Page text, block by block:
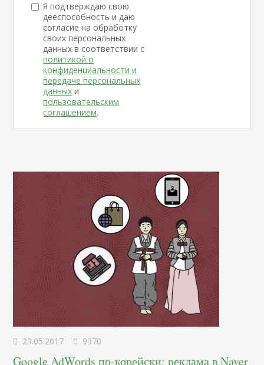
Я подтверждаю свою
дееспособность и даю
согласие на обработку
своих персональных
данных в соответствии с
политикой о
конфиденциальности и
передаче персональных
данных и
пользовательским
соглашением.
23.05.2017 9370
Google AdWords по-корейски: реклама в Naver